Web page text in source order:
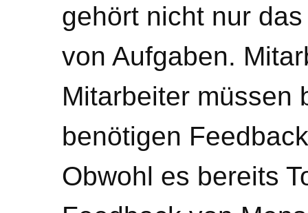
gehört nicht nur
von Aufgaben.
Mitarbeiter müssen
benötigen
Obwohl es bereits